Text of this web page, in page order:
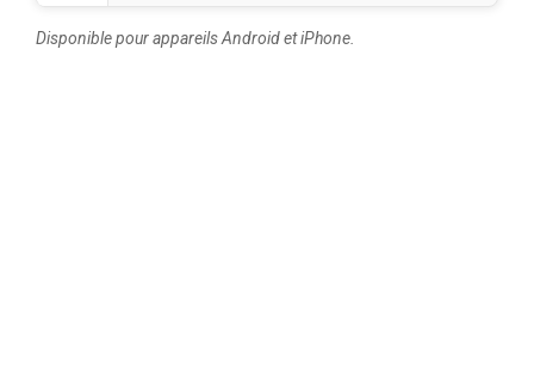
Disponible pour appareils Android et iPhone.